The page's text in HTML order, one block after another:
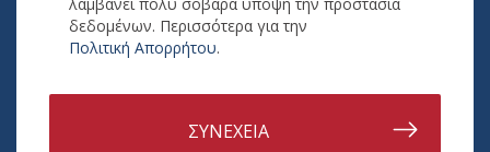
δεδομένων. Περισσότερα για την
Πολιτική Απορρήτου.
ΣΥΝΕΧΕΙΑ